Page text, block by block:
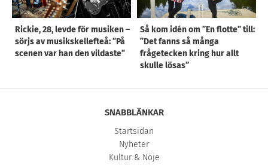
Rickie, 28, levde för musiken –
sörjs av musikskellefteå: ”På
scenen var han den vildaste”
Så kom idén om ”En flotte” till:
”Det fanns så många
frågetecken kring hur allt
skulle lösas”
SNABBLÄNKAR
Startsidan
Nyheter
Kultur & Nöje